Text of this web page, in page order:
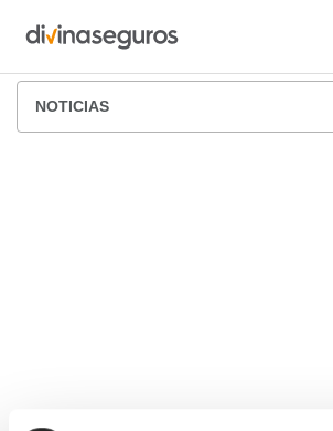
ÁREA DE PRENSA
NOTICIAS